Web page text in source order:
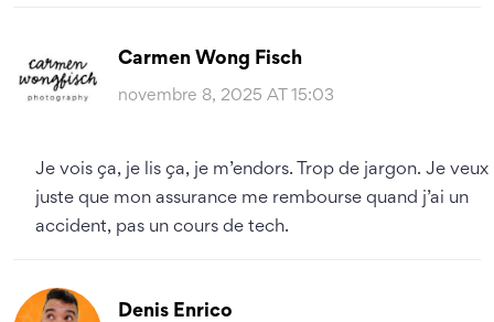
Carmen Wong Fisch
novembre 8, 2025 AT 15:03
Je vois ça, je lis ça, je m’endors. Trop de jargon. Je veux
juste que mon assurance me rembourse quand j’ai un
accident, pas un cours de tech.
Denis Enrico